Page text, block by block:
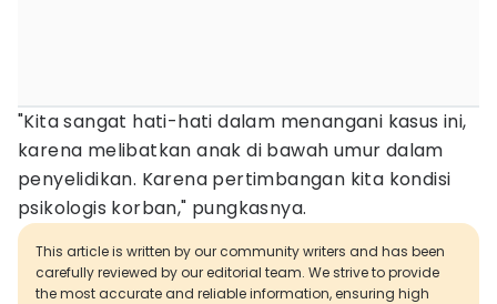
"Kita sangat hati-hati dalam menangani kasus ini,
karena melibatkan anak di bawah umur dalam
penyelidikan. Karena pertimbangan kita kondisi
psikologis korban," pungkasnya.
This article is written by our community writers and has been
carefully reviewed by our editorial team. We strive to provide
the most accurate and reliable information, ensuring high